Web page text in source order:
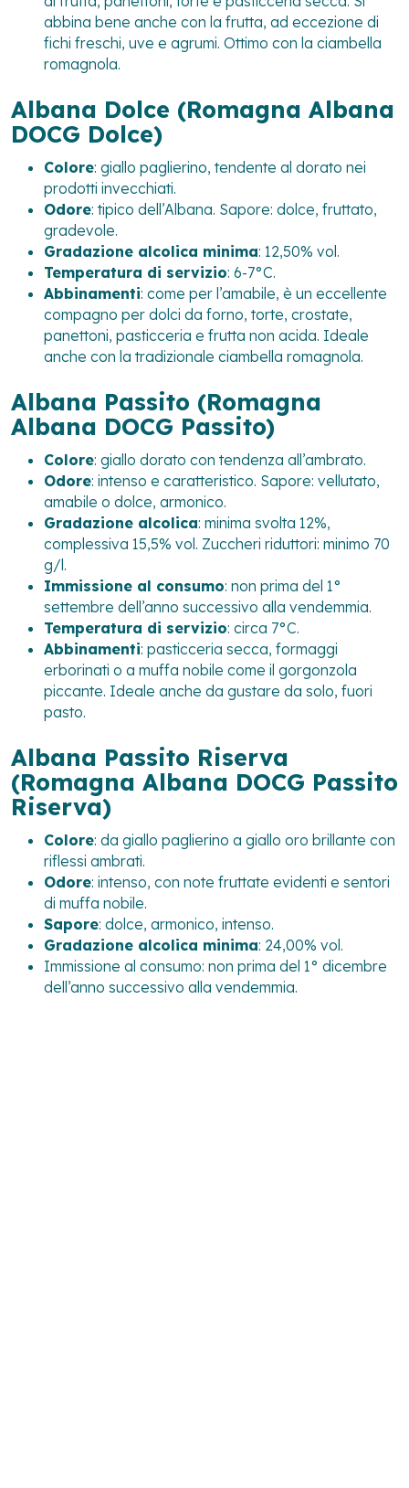
abbina bene anche con la frutta, ad eccezione di
fichi freschi, uve e agrumi. Ottimo con la ciambella
romagnola.
Albana Dolce (Romagna Albana
DOCG Dolce)
Colore: giallo paglierino, tendente al dorato nei
prodotti invecchiati.
Odore: tipico dell’Albana. Sapore: dolce, fruttato,
gradevole.
Gradazione alcolica minima: 12,50% vol.
Temperatura di servizio: 6-7°C.
Abbinamenti: come per l’amabile, è un eccellente
compagno per dolci da forno, torte, crostate,
panettoni, pasticceria e frutta non acida. Ideale
anche con la tradizionale ciambella romagnola.
Albana Passito (Romagna
Albana DOCG Passito)
Colore: giallo dorato con tendenza all’ambrato.
Odore: intenso e caratteristico. Sapore: vellutato,
amabile o dolce, armonico.
Gradazione alcolica: minima svolta 12%,
complessiva 15,5% vol. Zuccheri riduttori: minimo 70
g/l.
Immissione al consumo: non prima del 1°
settembre dell’anno successivo alla vendemmia.
Temperatura di servizio: circa 7°C.
Abbinamenti: pasticceria secca, formaggi
erborinati o a muffa nobile come il gorgonzola
piccante. Ideale anche da gustare da solo, fuori
pasto.
Albana Passito Riserva
(Romagna Albana DOCG Passito
Riserva)
Colore: da giallo paglierino a giallo oro brillante con
riflessi ambrati.
Odore: intenso, con note fruttate evidenti e sentori
di muffa nobile.
Sapore: dolce, armonico, intenso.
Gradazione alcolica minima: 24,00% vol.
Immissione al consumo: non prima del 1° dicembre
dell’anno successivo alla vendemmia.